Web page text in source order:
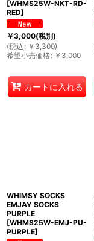
[WHMS25W-NKT-RD-
RED]
￥3,000(税別)
(税込 : ￥ 3,300)
希望小売価格: ￥ 3,000
カートに入れる
WHIMSY SOCKS
EMJAY SOCKS
PURPLE
[WHMS25W-EMJ-PU-
PURPLE]